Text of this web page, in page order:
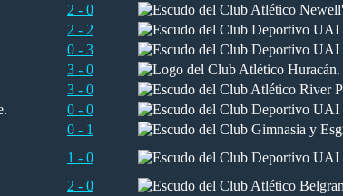
2 - 0
2 - 2
0 - 3
3 - 0
3 - 0
0 - 0
0 - 1
1 - 0
2 - 0